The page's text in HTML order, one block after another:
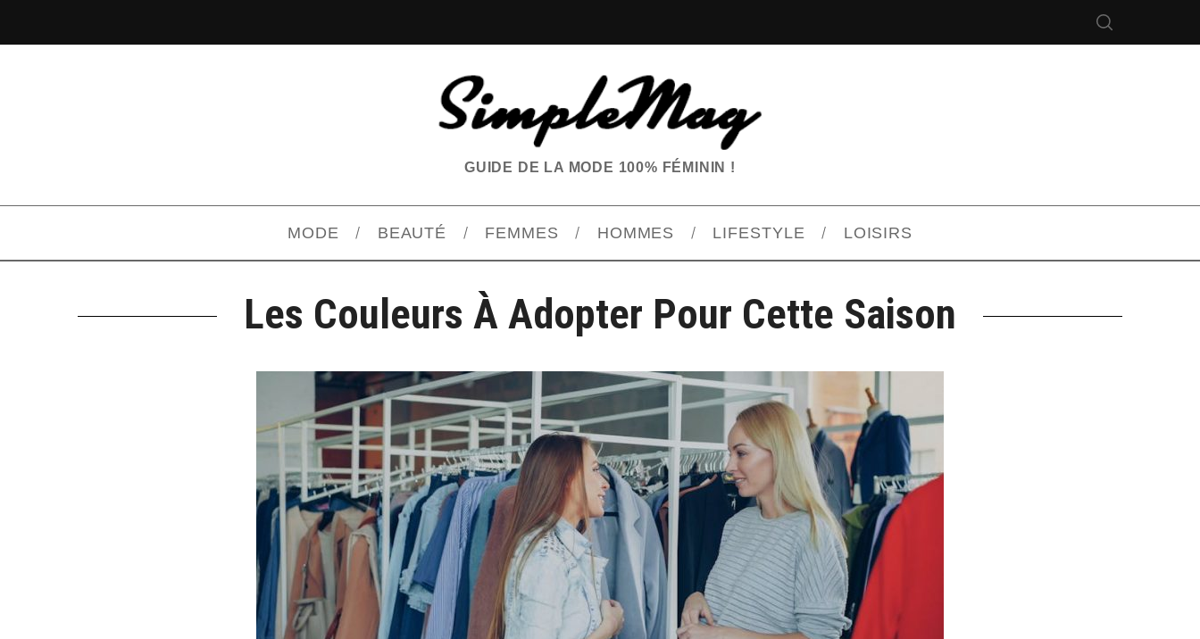
GUIDE DE LA MODE 100% FÉMININ !
MODE BEAUTÉ FEMMES HOMMES LIFESTYLE LOISIRS
Les Couleurs À Adopter Pour Cette Saison